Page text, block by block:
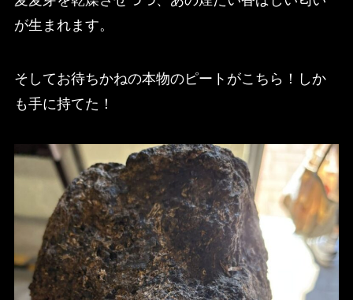
が生まれます。
そしてお待ちかねの本物のピートがこちら！しか
も手に持てた！